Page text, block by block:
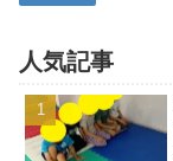
人気記事